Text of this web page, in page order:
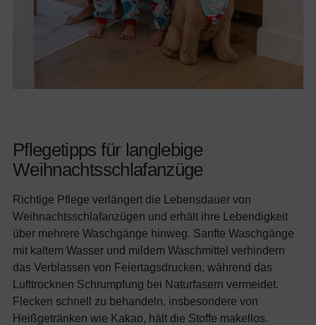
Pflegetipps für langlebige
Weihnachtsschlafanzüge
Richtige Pflege verlängert die Lebensdauer von
Weihnachtsschlafanzügen und erhält ihre Lebendigkeit
über mehrere Waschgänge hinweg. Sanfte Waschgänge
mit kaltem Wasser und mildem Waschmittel verhindern
das Verblassen von Feiertagsdrucken, während das
Lufttrocknen Schrumpfung bei Naturfasern vermeidet.
Flecken schnell zu behandeln, insbesondere von
Heißgetränken wie Kakao, hält die Stoffe makellos.